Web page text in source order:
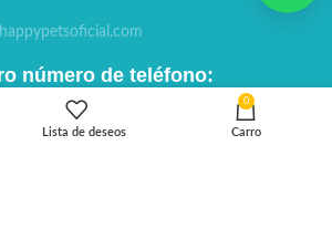
número de teléfono:
Lista de deseos
0
Carro